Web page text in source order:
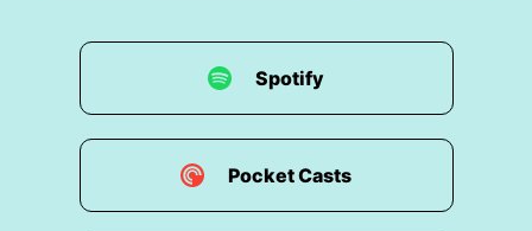
sieben Monaten und hörst auch ab und zu die
Speaker1:die wir so aufnehmen und hast
Spotify
Pocket Casts